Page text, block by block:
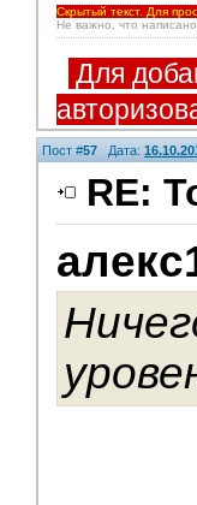
Скрытый текст. Для
Не важно, что
Для
Пост #57 Дата:
RE: